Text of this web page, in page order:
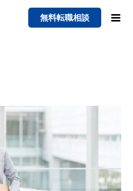
無料転職相談